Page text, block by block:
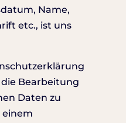
Name,
etc., ist uns
Bearbeitung
Daten zu
einem